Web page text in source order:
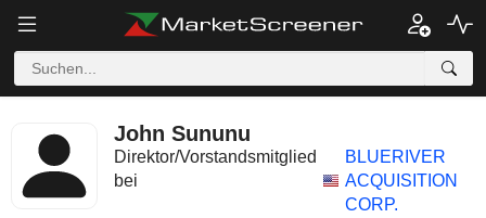
John Sununu
Direktor/Vorstandsmitglied
bei
BLUERIVER
ACQUISITION
CORP.